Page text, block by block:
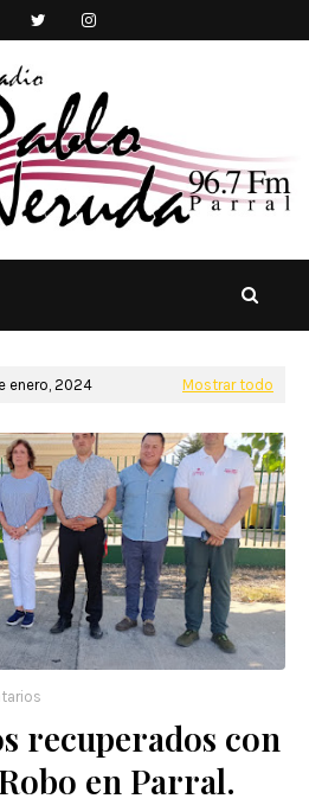
enero, 2024 Mostrar todo
recuperados con
en Parral.